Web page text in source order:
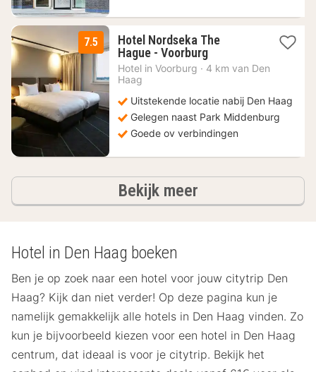
7.5
Hotel Nordseka The
Hague - Voorburg1
nacht
€
Hotel in Voorburg · 4 km van Den
Haag
Uitstekende locatie nabij Den Haag
Gelegen naast Park Middenburg
Goede ov verbindingen
Bekijk meerhotels
Hotel in Den Haag boeken
Ben je op zoek naar een hotel voor jouw citytrip Den
Haag? Kijk dan niet verder! Op deze pagina kun je
namelijk gemakkelijk alle hotels in Den Haag vinden. Zo
kun je bijvoorbeeld kiezen voor een hotel in Den Haag
centrum, dat ideaal is voor je citytrip. Bekijk het